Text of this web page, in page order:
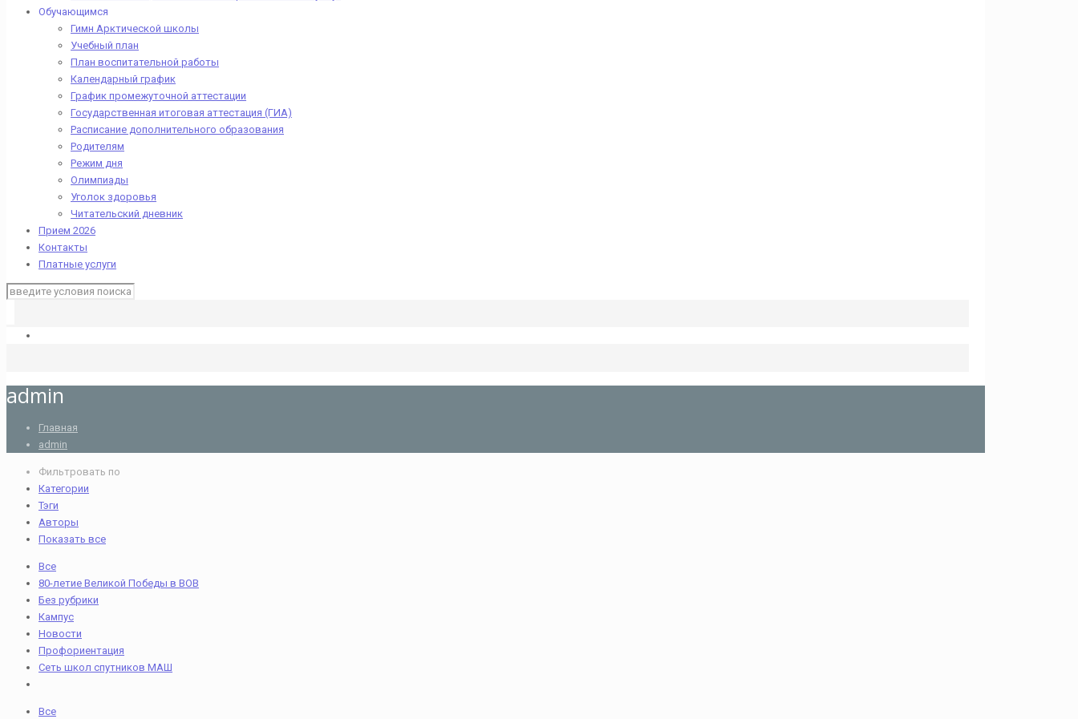
Обучающимся
Гимн Арктической школы
Учебный план
План воспитательной работы
Календарный график
График промежуточной аттестации
Государственная итоговая аттестация (ГИА)
Расписание дополнительного образования
Родителям
Режим дня
Олимпиады
Уголок здоровья
Читательский дневник
Прием 2026
Контакты
Платные услуги
admin
Главная
admin
Фильтровать по
Категории
Тэги
Авторы
Показать все
Все
80-летие Великой Победы в ВОВ
Без рубрики
Кампус
Новости
Профориентация
Сеть школ спутников МАШ
Все